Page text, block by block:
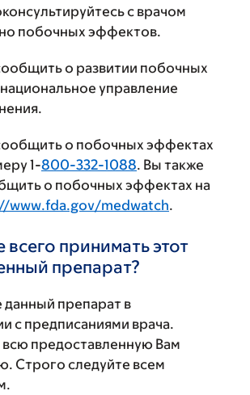
с врачом
побочных эффектов.
о развитии побочных
управление
о побочных эффектах
1-800-332-1088. Вы также
о побочных эффектах на
www.fda.gov/medwatch.
всего принимать этот
препарат?
препарат в
с предписаниями врача.
предоставленную Вам
Строго следуйте всем